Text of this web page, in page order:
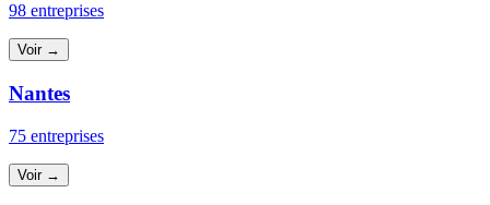
98 entreprises
Voir →
Nantes
75 entreprises
Voir →